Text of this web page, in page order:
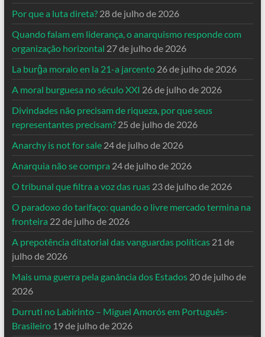
Por que a luta direta? 28 de julho de 2026
Quando falam em liderança, o anarquismo responde com
organização horizontal 27 de julho de 2026
La burĝa moralo en la 21-a jarcento 26 de julho de 2026
A moral burguesa no século XXI 26 de julho de 2026
Divindades não precisam de riqueza, por que seus
representantes precisam? 25 de julho de 2026
Anarchy is not for sale 24 de julho de 2026
Anarquia não se compra 24 de julho de 2026
O tribunal que filtra a voz das ruas 23 de julho de 2026
O paradoxo do tarifaço: quando o livre mercado termina na
fronteira 22 de julho de 2026
A prepotência ditatorial das vanguardas políticas 21 de
julho de 2026
Mais uma guerra pela ganância dos Estados 20 de julho de
2026
Durruti no Labirinto – Miguel Amorós em Português-
Brasileiro 19 de julho de 2026